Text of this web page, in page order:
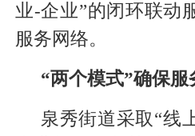
业-企业”的闭环联动
服务网络。
“两个模式”确保服
泉秀街道采取“线